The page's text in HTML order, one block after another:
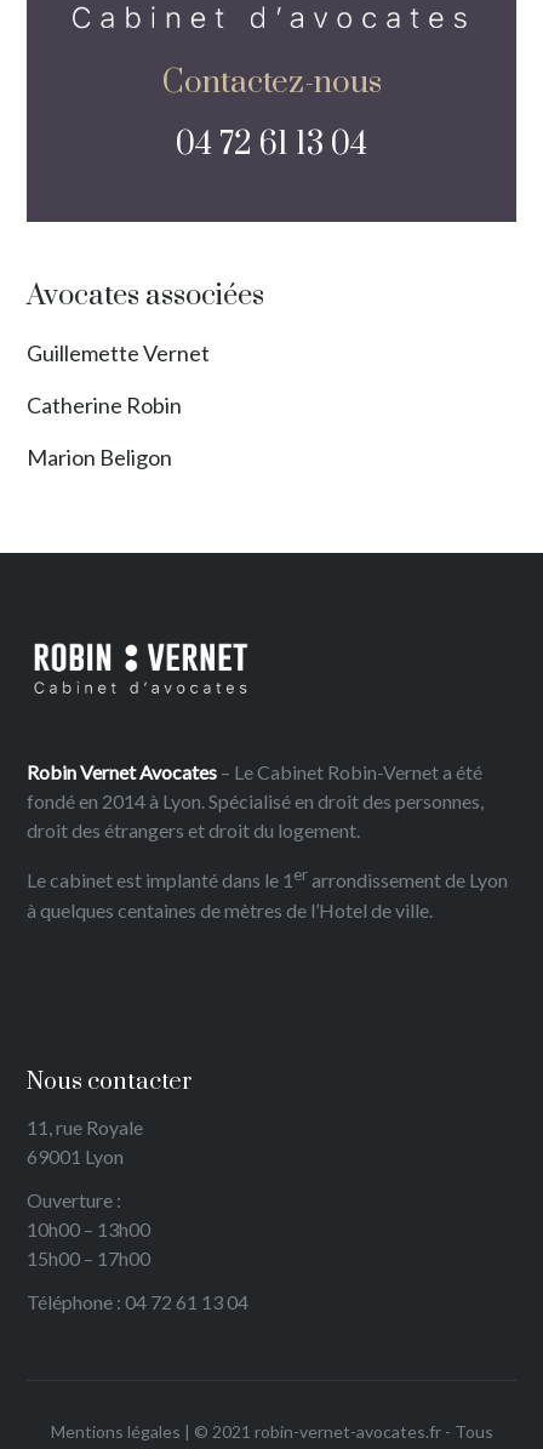
Contactez-nous
04 72 61 13 04
Avocates associées
Guillemette Vernet
Catherine Robin
Marion Beligon
Robin Vernet Avocates – Le Cabinet Robin-Vernet a été
fondé en 2014 à Lyon. Spécialisé en droit des personnes,
droit des étrangers et droit du logement.
Le cabinet est implanté dans le 1 erarrondissement de Lyon
à quelques centaines de mètres de l’Hotel de ville.
Nous contacter
11, rue Royale
69001 Lyon
Ouverture :
10h00 – 13h00
15h00 – 17h00
Téléphone : 04 72 61 13 04
Mentions légales | © 2021 robin-vernet-avocates.fr - Tous